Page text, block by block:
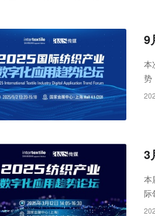
9
本
势
续
3
本
际
方